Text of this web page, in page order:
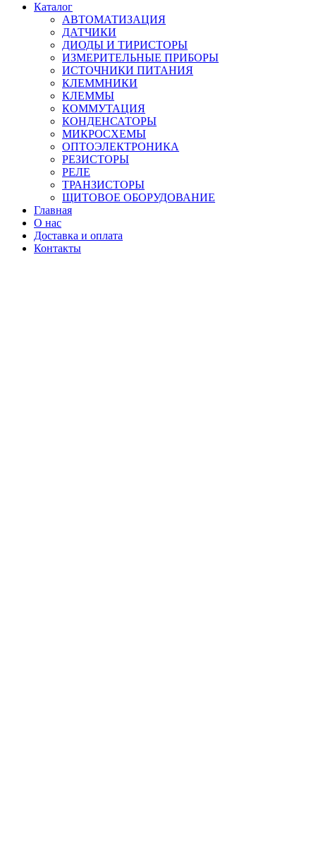
Каталог
АВТОМАТИЗАЦИЯ
ДАТЧИКИ
ДИОДЫ И ТИРИСТОРЫ
ИЗМЕРИТЕЛЬНЫЕ ПРИБОРЫ
ИСТОЧНИКИ ПИТАНИЯ
КЛЕММНИКИ
КЛЕММЫ
КОММУТАЦИЯ
КОНДЕНСАТОРЫ
МИКРОСХЕМЫ
ОПТОЭЛЕКТРОНИКА
РЕЗИСТОРЫ
РЕЛЕ
ТРАНЗИСТОРЫ
ЩИТОВОЕ ОБОРУДОВАНИЕ
Главная
О нас
Доставка и оплата
Контакты